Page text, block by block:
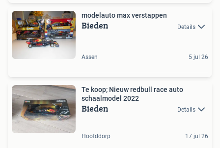
modelauto max verstappen
Bieden Details
Assen 5 jul 26
Te koop; Nieuw redbull race auto
schaalmodel 2022
Bieden Details
Hoofddorp 17 jul 26